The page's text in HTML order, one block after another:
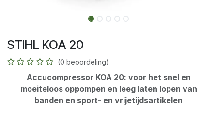
STIHL KOA 20
(0 beoordeling)
Accucompressor KOA 20: voor het snel en
moeiteloos oppompen en leeg laten lopen van
banden en sport- en vrijetijdsartikelen